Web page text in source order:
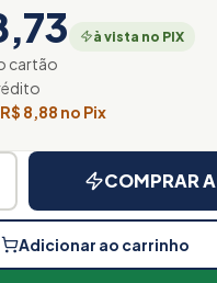
à vista no PIX
cartão
8,88 no Pix
COMPRAR
Adicionar ao carrinho